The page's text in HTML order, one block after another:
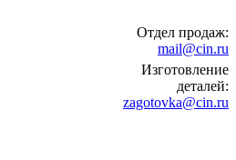
Отдел продаж:
mail@cin.ru
Изготовление
деталей:
zagotovka@cin.ru